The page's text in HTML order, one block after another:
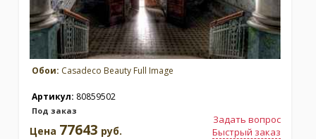
Обои: Casadeco Beauty Full Image
Артикул: 80859502
Под заказ
Задать вопрос
Быстрый заказ
Цена 77643 руб.